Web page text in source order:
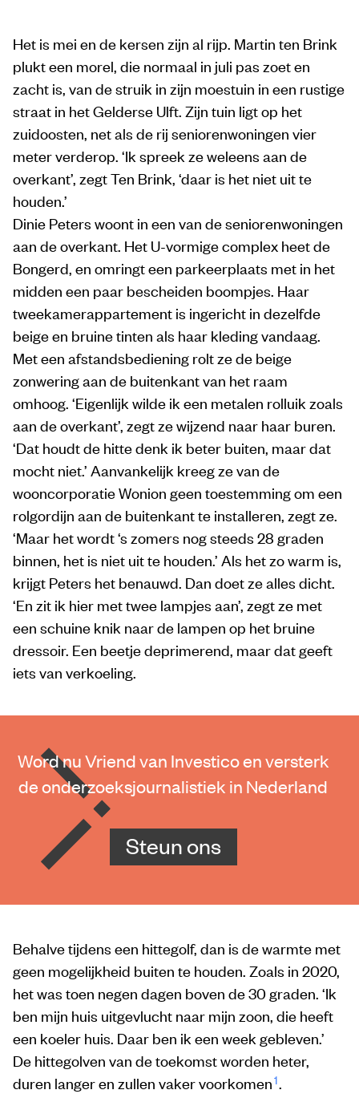
Het is mei en de kersen zijn al rijp. Martin ten Brink
plukt een morel, die normaal in juli pas zoet en
zacht is, van de struik in zijn moestuin in een rustige
straat in het Gelderse Ulft. Zijn tuin ligt op het
zuidoosten, net als de rij seniorenwoningen vier
meter verderop. ‘Ik spreek ze weleens aan de
overkant’, zegt Ten Brink, ‘daar is het niet uit te
houden.’
Dinie Peters woont in een van de seniorenwoningen
aan de overkant. Het U-vormige complex heet de
Bongerd, en omringt een parkeerplaats met in het
midden een paar bescheiden boompjes. Haar
tweekamerappartement is ingericht in dezelfde
beige en bruine tinten als haar kleding vandaag.
Met een afstandsbediening rolt ze de beige
zonwering aan de buitenkant van het raam
omhoog. ‘Eigenlijk wilde ik een metalen rolluik zoals
aan de overkant’, zegt ze wijzend naar haar buren.
‘Dat houdt de hitte denk ik beter buiten, maar dat
mocht niet.’ Aanvankelijk kreeg ze van de
wooncorporatie Wonion geen toestemming om een
rolgordijn aan de buitenkant te installeren, zegt ze.
‘Maar het wordt ‘s zomers nog steeds 28 graden
binnen, het is niet uit te houden.’ Als het zo warm is,
krijgt Peters het benauwd. Dan doet ze alles dicht.
‘En zit ik hier met twee lampjes aan’, zegt ze met
een schuine knik naar de lampen op het bruine
dressoir. Een beetje deprimerend, maar dat geeft
iets van verkoeling.
Word nu Vriend van Investico en versterk
de onderzoeksjournalistiek in Nederland
Steun ons
Behalve tijdens een hittegolf, dan is de warmte met
geen mogelijkheid buiten te houden. Zoals in 2020,
het was toen negen dagen boven de 30 graden. ‘Ik
ben mijn huis uitgevlucht naar mijn zoon, die heeft
een koeler huis. Daar ben ik een week gebleven.’
De hittegolven van de toekomst worden heter,
duren langer en zullen vaker voorkomen1.